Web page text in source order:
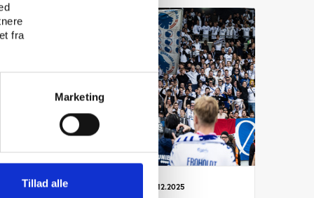
fra
Marketing
Tillad alle UDGIVELSE 05.12.2025